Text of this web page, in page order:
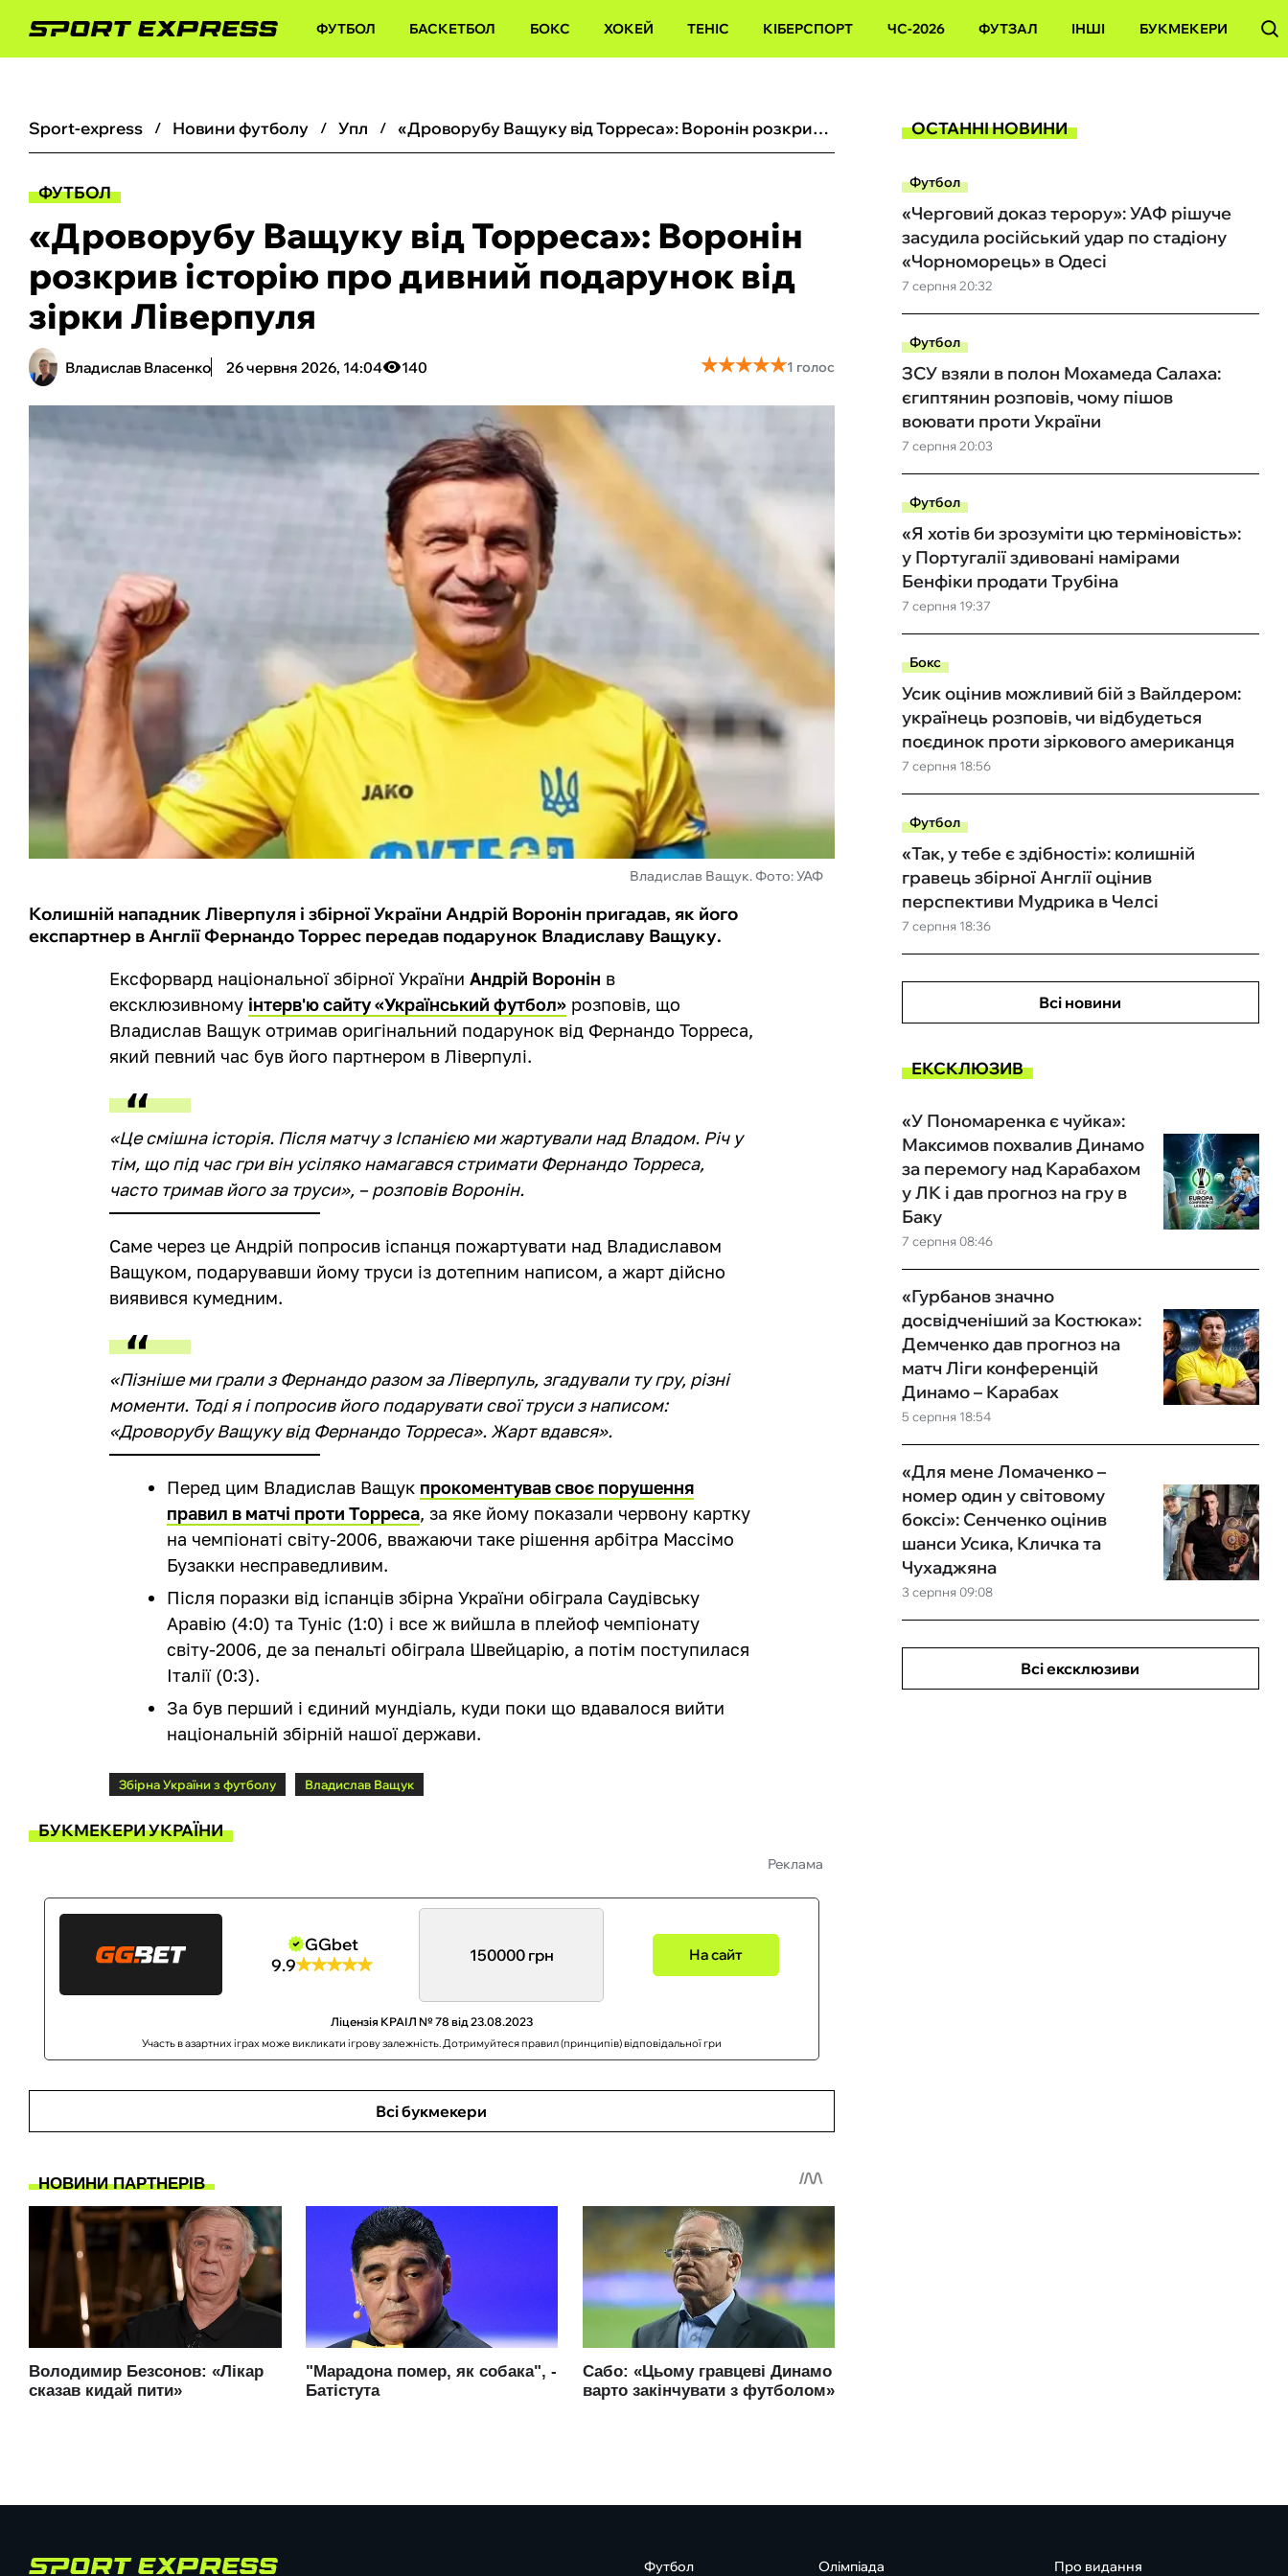
ФУТБОЛ БАСКЕТБОЛ БОКС ХОКЕЙ ТЕНІС КІБЕРСПОРТ ЧС-2026 ФУТЗАЛ ІНШІ БУКМЕКЕРИ
sport-express новини футболу упл «Дроворубу Ващуку від Торреса»: Воронін розкрив історію про дивний подарунок від зірки Ліверпуля
ФУТБОЛ
«Дроворубу Ващуку від Торреса»: Воронін
розкрив історію про дивний подарунок від
зірки Ліверпуля
Владислав Власенко 26 червня 2026, 14:04 140 ★★★★★
★★★★★1 голос
Владислав Ващук. Фото: УАФ
Колишній нападник Ліверпуля і збірної України Андрій Воронін пригадав, як його
експартнер в Англії Фернандо Торрес передав подарунок Владиславу Ващуку.
Ексфорвард національної збірної УкраїниАндрій Воронін в
ексклюзивному інтерв'ю сайту «Український футбол» розповів, що
Владислав Ващук отримав оригінальний подарунок від Фернандо Торреса,
який певний час був його партнером в Ліверпулі.
«Це смішна історія. Після матчу з Іспанією ми жартували над Владом. Річ у
тім, що під час гри він усіляко намагався стримати Фернандо Торреса,
часто тримав його за труси», – розповів Воронін.
Саме через це Андрій попросив іспанця пожартувати над Владиславом
Ващуком, подарувавши йому труси із дотепним написом, а жарт дійсно
виявився кумедним.
«Пізніше ми грали з Фернандо разом за Ліверпуль, згадували ту гру, різні
моменти. Тоді я і попросив його подарувати свої труси з написом:
«Дроворубу Ващуку від Фернандо Торреса». Жарт вдався».
Перед цим Владислав Ващук прокоментував своє порушення
правил в матчі проти Торреса, за яке йому показали червону картку
на чемпіонаті світу-2006, вважаючи таке рішення арбітра Массімо
Бузакки несправедливим.
Після поразки від іспанців збірна України обіграла Саудівську
Аравію (4:0) та Туніс (1:0) і все ж вийшла в плейоф чемпіонату
світу-2006, де за пенальті обіграла Швейцарію, а потім поступилася
Італії (0:3).
За був перший і єдиний мундіаль, куди поки що вдавалося вийти
національній збірній нашої держави.
Збірна України з футболу Владислав Ващук
БУКМЕКЕРИ УКРАЇНИ
Реклама
GGbet
9.9
150000 грн На сайт
Ліцензія КРАІЛ № 78 від 23.08.2023
Участь в азартних іграх може викликати ігрову залежність. Дотримуйтеся правил (принципів) відповідальної гри
Всі букмекери
ОСТАННІ НОВИНИ
Футбол
7 серпня 20:32
«Черговий доказ терору»: УАФ рішуче
засудила російський удар по стадіону
«Чорноморець» в Одесі
Футбол
7 серпня 20:03
ЗСУ взяли в полон Мохамеда Салаха:
єгиптянин розповів, чому пішов
воювати проти України
Футбол
7 серпня 19:37
«Я хотів би зрозуміти цю терміновість»:
у Португалії здивовані намірами
Бенфіки продати Трубіна
Бокс
7 серпня 18:56
Усик оцінив можливий бій з Вайлдером:
українець розповів, чи відбудеться
поєдинок проти зіркового американця
Футбол
7 серпня 18:36
«Так, у тебе є здібності»: колишній
гравець збірної Англії оцінив
перспективи Мудрика в Челсі
Всі новини
ЕКСКЛЮЗИВ
7 серпня 08:46
«У Пономаренка є чуйка»:
Максимов похвалив Динамо
за перемогу над Карабахом
у ЛК і дав прогноз на гру в
Баку
5 серпня 18:54
«Гурбанов значно
досвідченіший за Костюка»:
Демченко дав прогноз на
матч Ліги конференцій
Динамо – Карабах
3 серпня 09:08
«Для мене Ломаченко –
номер один у світовому
боксі»: Сенченко оцінив
шанси Усика, Кличка та
Чухаджяна
Всі ексклюзиви
Футбол Олімпіада Про видання